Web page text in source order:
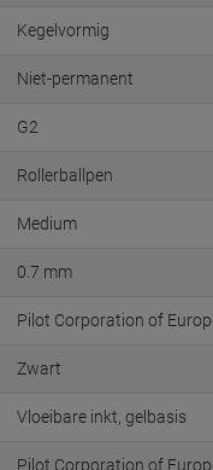
G2
Rollerballpen
Medium
0.7 mm
Pilot Corporation of Europe
Zwart
Vloeibare inkt, gelbasis
Pilot Corporation of